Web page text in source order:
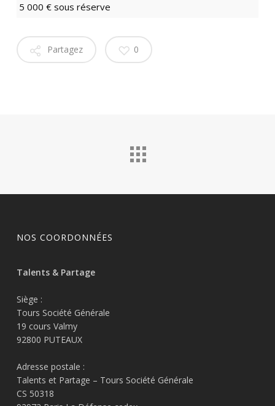
5 000 € sous réserve
Partagez 0
NOS COORDONNÉES
Talents & Partage
Siège :
Tours Société Générale
19 cours Valmy
92800 PUTEAUX
Adresse postale :
Talents et Partage – Tours Société Générale
CS 50318